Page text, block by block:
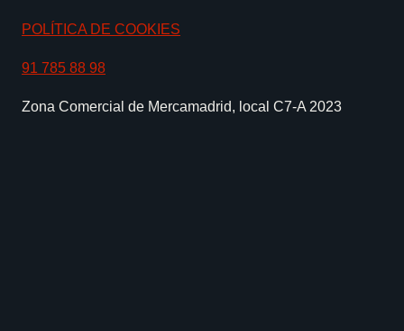
POLÍTICA DE COOKIES
91 785 88 98
Zona Comercial de Mercamadrid, local C7-A 2023